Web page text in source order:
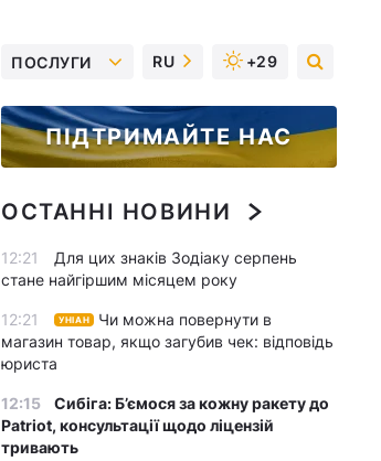
ПОСЛУГИ RU +29
ПІДТРИМАЙТЕ НАС
ОСТАННІ НОВИНИ
12:21
Для цих знаків Зодіаку серпень
стане найгіршим місяцем року
12:21 УНІАН
Чи можна повернути в
магазин товар, якщо загубив чек: відповідь
юриста
12:15
Сибіга: Б’ємося за кожну ракету до
Patriot, консультації щодо ліцензій
тривають